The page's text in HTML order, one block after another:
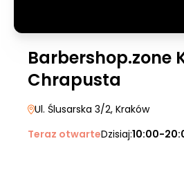
Barbershop.zone
Chrapusta
Ul. Ślusarska 3/2, Kraków
Teraz otwarteDzisiaj:10:00-